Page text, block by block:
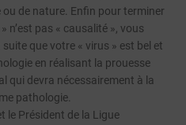
de nature. Enfin pour terminer
n’est pas « causalité », vous
que votre « virus » est bel et
en réalisant la prouesse
qui devra nécessairement à la
pathologie.
le Président de la Ligue